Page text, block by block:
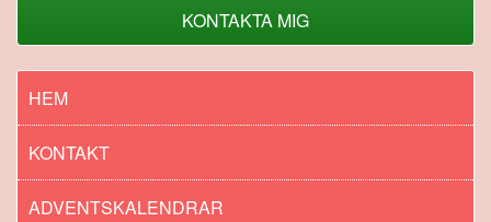
KONTAKTA MIG
HEM
KONTAKT
ADVENTSKALENDRAR